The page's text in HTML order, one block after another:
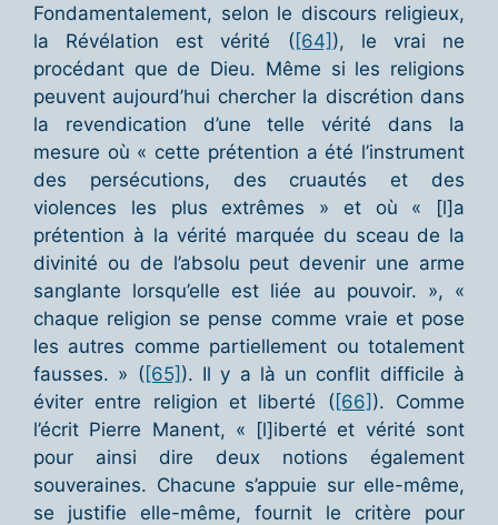
Fondamentalement, selon le discours religieux,
la Révélation est vérité ([64] ), le vrai ne
procédant que de Dieu. Même si les religions
peuvent aujourd’hui chercher la discrétion dans
la revendication d’une telle vérité dans la
mesure où « cette prétention a été l’instrument
des persécutions, des cruautés et des
violences les plus extrêmes » et où « [l]a
prétention à la vérité marquée du sceau de la
divinité ou de l’absolu peut devenir une arme
sanglante lorsqu’elle est liée au pouvoir. », «
chaque religion se pense comme vraie et pose
les autres comme partiellement ou totalement
fausses. » ([65] ). Il y a là un conflit difficile à
éviter entre religion et liberté ([66] ). Comme
l’écrit Pierre Manent, « [l]iberté et vérité sont
pour ainsi dire deux notions également
souveraines. Chacune s’appuie sur elle-même,
se justifie elle-même, fournit le critère pour